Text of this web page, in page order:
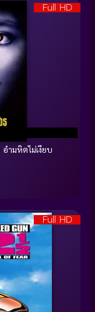
Full HD
ำมหิตไม่เงียบ
Full HD